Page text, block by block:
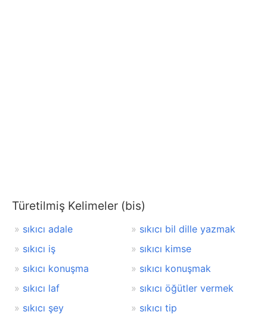
Türetilmiş Kelimeler (bis)
sıkıcı adale
sıkıcı bil dille yazmak
sıkıcı iş
sıkıcı kimse
sıkıcı konuşma
sıkıcı konuşmak
sıkıcı laf
sıkıcı öğütler vermek
sıkıcı şey
sıkıcı tip